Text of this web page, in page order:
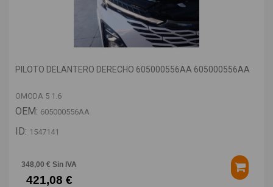
PILOTO DELANTERO DERECHO 605000556AA 605000556AA
OMODA 5 1.6
OEM: 605000556AA
ID: 1547141
348,00 € Sin IVA
421,08 €